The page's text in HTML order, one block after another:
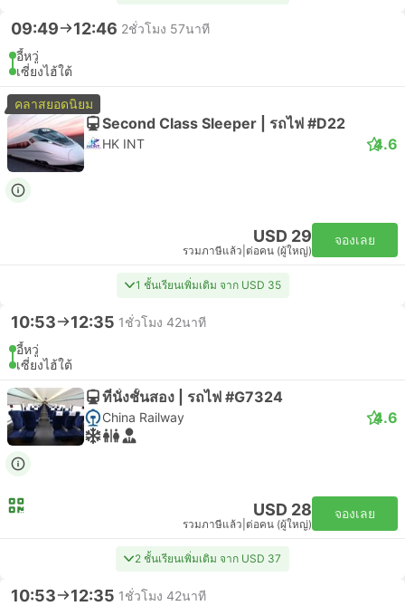
09:49 12:46 2ชั่วโมง 57นาที
อี้หวู่
เซี่ยงไฮ้ใต้
คลาสยอดนิยม
Second Class Sleeper | รถไฟ #D22
HK INT 4.6
USD 29
รวมภาษีแล้ว ต่อคน (ผู้ใหญ่)
จองเลย
1 ชั้นเรียนเพิ่มเติม จาก USD 35
10:53 12:35 1ชั่วโมง 42นาที
อี้หวู่
เซี่ยงไฮ้ใต้
ที่นั่งชั้นสอง | รถไฟ #G7324
China Railway 4.6
USD 28
รวมภาษีแล้ว ต่อคน (ผู้ใหญ่)
จองเลย
2 ชั้นเรียนเพิ่มเติม จาก USD 37
10:53 12:35 1ชั่วโมง 42นาที